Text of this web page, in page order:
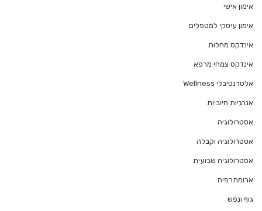
אימון אישי
אימון עיסקי למטפלים
אינדקס מחלות
אינדקס צמחי מרפא
אלטרנטיבלי Wellness
אנרגיות חיוביות
אסטרולוגיה
אסטרולוגיה וקבלה
אסטרולוגיה שבועית
ארומתרפיה
גוף ונפש